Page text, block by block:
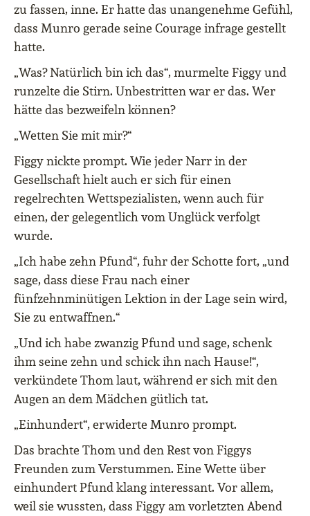
zu fassen, inne. Er hatte das unangenehme Gefühl,
dass Munro gerade seine Courage infrage gestellt
hatte.
„Was? Natürlich bin ich das“, murmelte Figgy und
runzelte die Stirn. Unbestritten war er das. Wer
hätte das bezweifeln können?
„Wetten Sie mit mir?“
Figgy nickte prompt. Wie jeder Narr in der
Gesellschaft hielt auch er sich für einen
regelrechten Wettspezialisten, wenn auch für
einen, der gelegentlich vom Unglück verfolgt
wurde.
„Ich habe zehn Pfund“, fuhr der Schotte fort, „und
sage, dass diese Frau nach einer
fünfzehnminütigen Lektion in der Lage sein wird,
Sie zu entwaffnen.“
„Und ich habe zwanzig Pfund und sage, schenk
ihm seine zehn und schick ihn nach Hause!“,
verkündete Thom laut, während er sich mit den
Augen an dem Mädchen gütlich tat.
„Einhundert“, erwiderte Munro prompt.
Das brachte Thom und den Rest von Figgys
Freunden zum Verstummen. Eine Wette über
einhundert Pfund klang interessant. Vor allem,
weil sie wussten, dass Figgy am vorletzten Abend